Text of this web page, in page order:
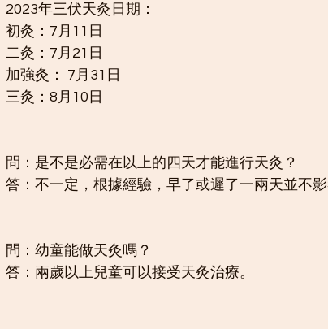
2023年三伏天灸日期：
初灸：7月11日
二灸：7月21日
加強灸： 7月31日
三灸：8月10日
問：是不是必需在以上的四天才能進行天灸？
答：不一定，根據經驗，早了或遲了一兩天並不影
問：幼童能做天灸嗎？
答：兩歲以上兒童可以接受天灸治療。